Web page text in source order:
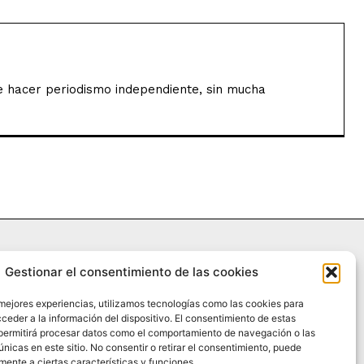
Gestionar el consentimiento de las cookies
experiencias, utilizamos tecnologías como las cookies para
a la información del dispositivo. El consentimiento de estas
procesar datos como el comportamiento de navegación o las
en este sitio. No consentir o retirar el consentimiento, puede
periodismo independiente, sin mucha
¿QUIÉNES SOMOS? PODCAST CONTACTO DIRECTO